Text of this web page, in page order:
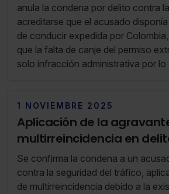
anula la condena por delito contra
acreditarse que el acusado
de conducir expedida por
que la falta de canje del permiso
solo infracción administrativa por lo
1 NOVIEMBRE 2025
Aplicación de la
multirreincidencia en
conducción bajo
Se confirma la condena a un
contra la seguridad del tráfico,
de multirreincidencia debido a la